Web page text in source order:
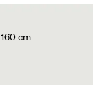
160 cm